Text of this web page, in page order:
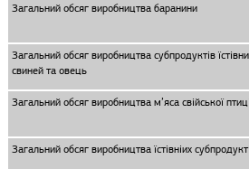
Загальний обсяг виробництва баранини
Загальний обсяг виробництва субпродуктів
свиней та овець
Загальний обсяг виробництва м’яса свiйської птицi
Загальний обсяг виробництва їстівніих